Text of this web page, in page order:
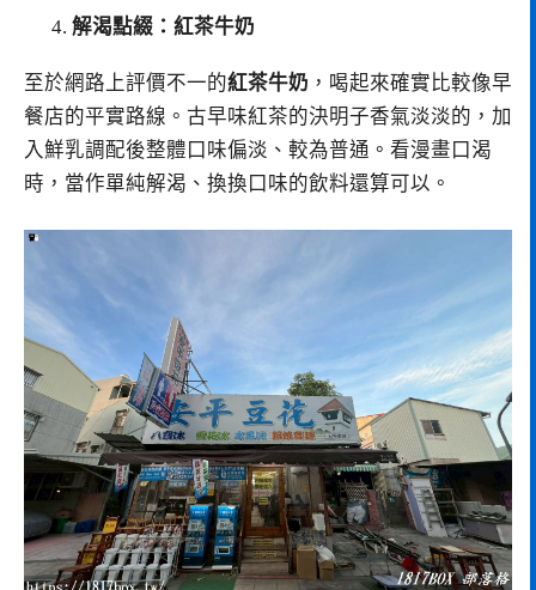
解渴點綴：紅茶牛奶
至於網路上評價不一的紅茶牛奶 ，喝起來確實比較像早
餐店的平實路線。古早味紅茶的決明子香氣淡淡的，加
入鮮乳調配後整體口味偏淡、較為普通。看漫畫口渴
時，當作單純解渴、換換口味的飲料還算可以。